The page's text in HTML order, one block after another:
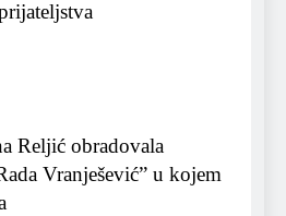
Reljić obradovala
Vranješević” u kojem